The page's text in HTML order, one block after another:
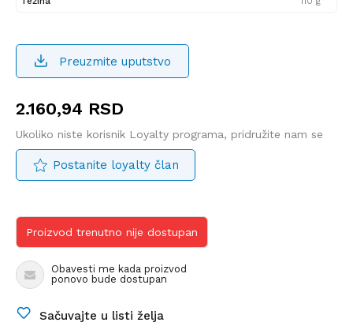
Preuzmite uputstvo
2.160,94 RSD
Ukoliko niste korisnik Loyalty programa, pridružite nam se
Postanite loyalty član
Proizvod trenutno nije dostupan
Obavesti me kada proizvod
ponovo bude dostupan
Sačuvajte u listi želja